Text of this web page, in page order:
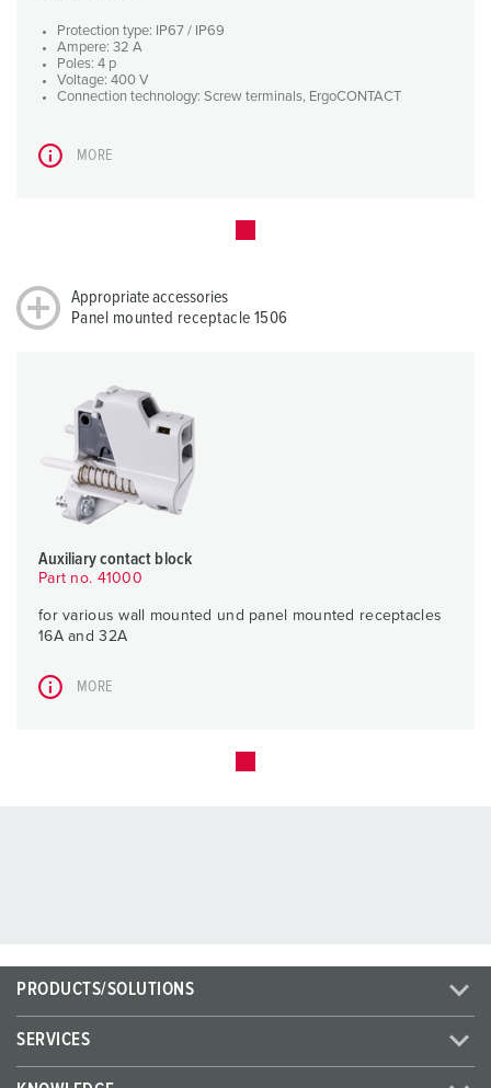
Protection type: IP67 / IP69
Ampere: 32 A
Poles: 4 p
Voltage: 400 V
Connection technology: Screw terminals, ErgoCONTACT
MORE
Appropriate accessories
Panel mounted receptacle 1506
Auxiliary contact block
Part no. 41000
for various wall mounted und panel mounted receptacles
16A and 32A
MORE
PRODUCTS/SOLUTIONS
SERVICES